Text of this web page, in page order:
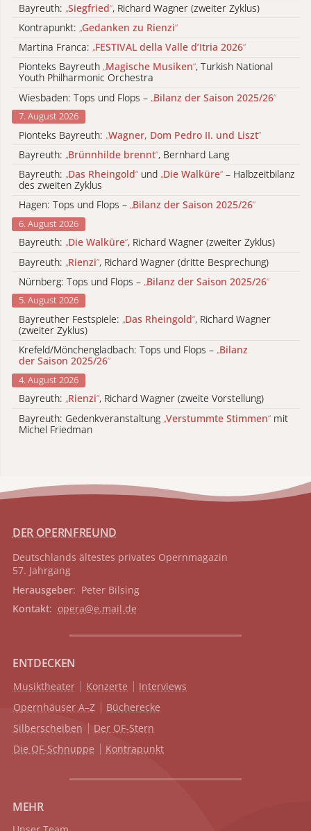
Bayreuth: „Siegfried“, Richard Wagner (zweiter Zyklus)
Kontrapunkt: „Gedanken zu Rienzi“
Martina Franca: „FESTIVAL della Valle d’Itria 2026“
Pionteks Bayreuth „Magische Musiken“, Turkish National
Youth Philharmonic Orchestra
Wiesbaden: Tops und Flops – „Bilanz der Saison 2025/26“
7. August 2026
Pionteks Bayreuth: „Wagner, Dom Pedro II. und Liszt“
Bayreuth: „Brünnhilde brennt“, Bernhard Lang
Bayreuth: „Das Rheingold“ und „Die Walküre“ – Halbzeitbilanz
des zweiten Zyklus
Hagen: Tops und Flops – „Bilanz der Saison 2025/26“
6. August 2026
Bayreuth: „Die Walküre“, Richard Wagner (zweiter Zyklus)
Bayreuth: „Rienzi“, Richard Wagner (dritte Besprechung)
Nürnberg: Tops und Flops – „Bilanz der Saison 2025/26“
5. August 2026
Bayreuther Festspiele: „Das Rheingold“, Richard Wagner
(zweiter Zyklus)
Krefeld/Mönchengladbach: Tops und Flops – „Bilanz
der Saison 2025/26“
4. August 2026
Bayreuth: „Rienzi“, Richard Wagner (zweite Vorstellung)
Bayreuth: Gedenkveranstaltung „Verstummte Stimmen“ mit
Michel Friedman
DER OPERNFREUND
Deutschlands ältestes privates Opernmagazin
57. Jahrgang
Herausgeber: Peter Bilsing
Kontakt: opera@e.mail.de
ENTDECKEN
Musiktheater Konzerte
Interviews
Opernhäuser A–Z
Bücherecke
Silberscheiben
Der OF-Stern
Die OF-Schnuppe
Kontrapunkt
MEHR